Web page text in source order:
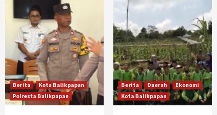
Berita
Kota Balikpapan
Polresta Balikpapan
Berita Daerah
Ekonomi
Kota Balikpapan